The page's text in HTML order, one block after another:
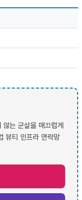
는 군살을 매끄럽게
뷰티 인프라 연락망